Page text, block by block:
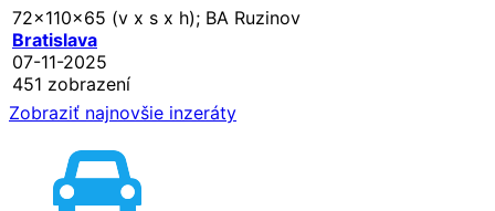
72x110x65 (v x s x h); BA Ruzinov
Bratislava
07-11-2025
451 zobrazení
Zobraziť najnovšie inzeráty